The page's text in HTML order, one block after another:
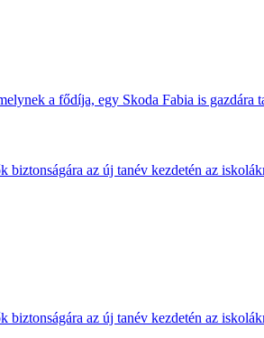
a fődíja, egy Skoda Fabia is gazdára
az új tanév kezdetén az
az új tanév kezdetén az